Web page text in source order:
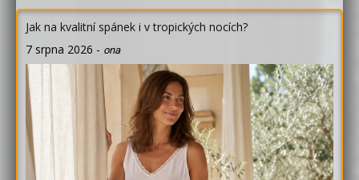
Jak na kvalitní spánek i v tropických nocích?
7 srpna 2026 - ona